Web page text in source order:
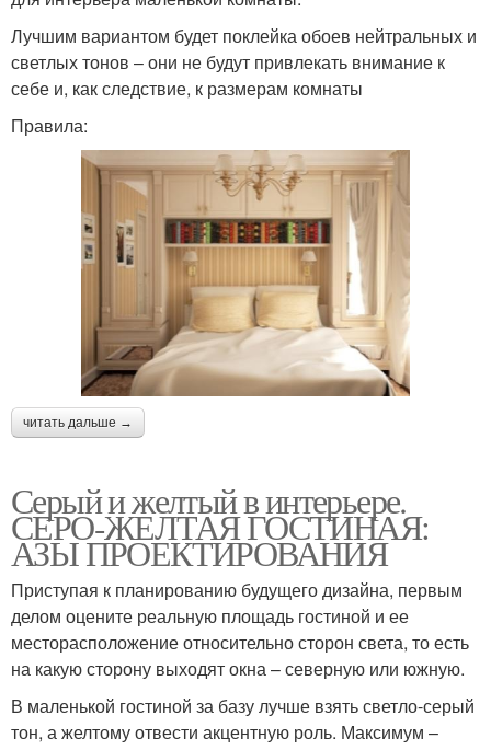
Лучшим вариантом будет поклейка обоев нейтральных и
светлых тонов – они не будут привлекать внимание к
себе и, как следствие, к размерам комнаты
Правила:
читать дальше →
Серый и желтый в интерьере.
СЕРО-ЖЕЛТАЯ ГОСТИНАЯ:
АЗЫ ПРОЕКТИРОВАНИЯ
Приступая к планированию будущего дизайна, первым
делом оцените реальную площадь гостиной и ее
месторасположение относительно сторон света, то есть
на какую сторону выходят окна – северную или южную.
В маленькой гостиной за базу лучше взять светло-серый
тон, а желтому отвести акцентную роль. Максимум –